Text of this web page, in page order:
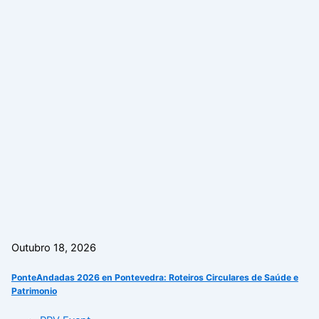
Outubro 18, 2026
PonteAndadas 2026 en Pontevedra: Roteiros Circulares de Saúde e
Patrimonio